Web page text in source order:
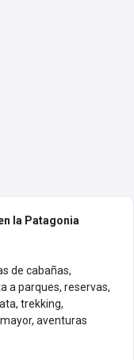
la Patagonia
de cabañas,
a parques, reservas,
trekking,
aventuras